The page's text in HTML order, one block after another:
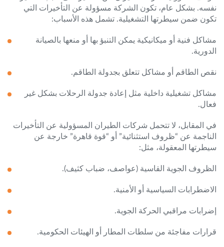
نفسه. بشكل عام، تكون الشركة مسؤولة عن التأخيرات التي
تكون ضمن سيطرتها التشغيلية. تشمل هذه الأسباب:
مشاكل فنية أو ميكانيكية يمكن التنبؤ بها أو منعها بالصيانة
الدورية.
نقص الطاقم أو مشاكل تتعلق بجدولة الطاقم.
مشاكل تشغيلية داخلية مثل إعادة جدولة الرحلات بشكل غير
فعال.
في المقابل، لا تتحمل شركات الطيران المسؤولية عن التأخيرات
الناجمة عن “ظروف استثنائية” أو “قوة قاهرة” خارجة عن
سيطرتها المعقولة، مثل:
الظروف الجوية القاسية (عواصف، ضباب كثيف).
الاضطرابات السياسية أو الأمنية.
إضرابات مراقبي الحركة الجوية.
قرارات مفاجئة من سلطات المطار أو الهيئات الحكومية.